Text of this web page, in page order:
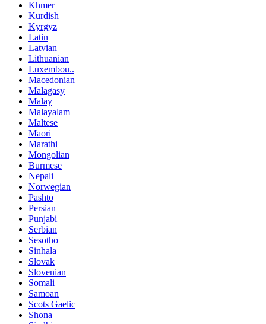
Khmer
Kurdish
Kyrgyz
Latin
Latvian
Lithuanian
Luxembou..
Macedonian
Malagasy
Malay
Malayalam
Maltese
Maori
Marathi
Mongolian
Burmese
Nepali
Norwegian
Pashto
Persian
Punjabi
Serbian
Sesotho
Sinhala
Slovak
Slovenian
Somali
Samoan
Scots Gaelic
Shona